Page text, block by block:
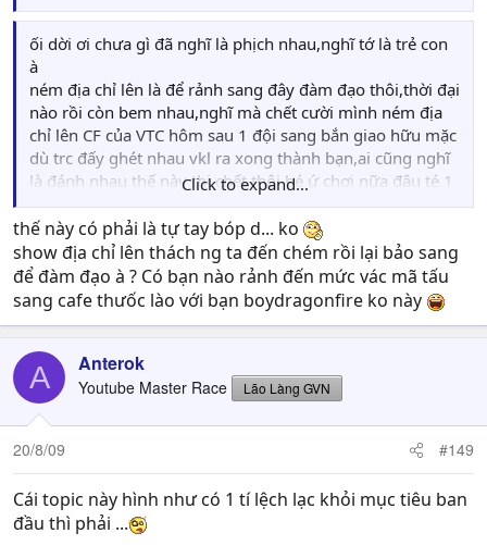
ối dời ơi chưa gì đã nghĩ là phịch nhau,nghĩ tớ là trẻ con
à
ném địa chỉ lên là để rảnh sang đây đàm đạo thôi,thời đại
nào rồi còn bem nhau,nghĩ mà chết cười mình ném địa
chỉ lên CF của VTC hôm sau 1 đội sang bắn giao hữu mặc
dù trc đấy ghét nhau vkl ra xong thành bạn,ai cũng nghĩ
là đánh nhau thế này thi chết thôi bé ứ chơi nữa đâu té 1
mạch vậy,kẻo có người ghét bé sang chém thật mà ko
phải là đàm đạo cafe+thuốc lá thì bé chết tút hẳn vậy
Click to expand...
thế này có phải là tự tay bóp d... ko
show địa chỉ lên thách ng ta đến chém rồi lại bảo sang
để đàm đạo à ? Có bạn nào rảnh đến mức vác mã tấu
sang cafe thưốc lào với bạn boydragonfire ko này
A Anterok
Youtube Master Race Lão Làng GVN
20/8/09 #149
Cái topic này hình như có 1 tí lệch lạc khỏi mục tiêu ban
đầu thì phải ...